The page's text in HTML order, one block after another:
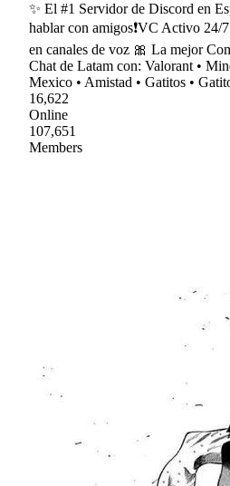
✨ El #1 Servidor de Discord en
hablar con amigos❗VC Activo 24/
en canales de voz 🎀 La mejor
Chat de Latam con: Valorant •
Mexico • Amistad • Gatitos •
16,622
Online
107,651
Members